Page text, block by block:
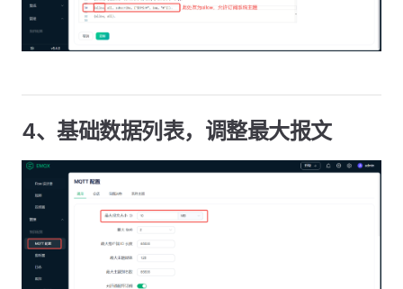
4、基础数据列表，调整最大报文